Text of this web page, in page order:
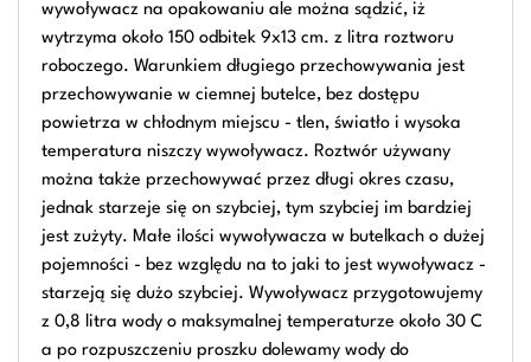
wywoływacz na opakowaniu ale można sądzić, iż
wytrzyma około 150 odbitek 9x13 cm. z litra roztworu
roboczego. Warunkiem długiego przechowywania jest
przechowywanie w ciemnej butelce, bez dostępu
powietrza w chłodnym miejscu - tlen, światło i wysoka
temperatura niszczy wywoływacz. Roztwór używany
można także przechowywać przez długi okres czasu,
jednak starzeje się on szybciej, tym szybciej im bardziej
jest zużyty. Małe ilości wywoływacza w butelkach o dużej
pojemności - bez względu na to jaki to jest wywoływacz -
starzeją się dużo szybciej. Wywoływacz przygotowujemy
z 0,8 litra wody o maksymalnej temperaturze około 30 C
a po rozpuszczeniu proszku dolewamy wody do